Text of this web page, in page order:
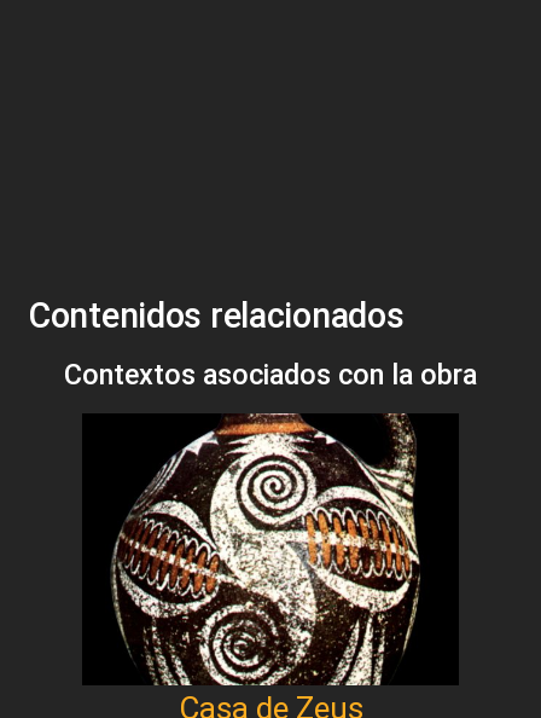
Contenidos relacionados
Contextos asociados con la obra
Casa de Zeus